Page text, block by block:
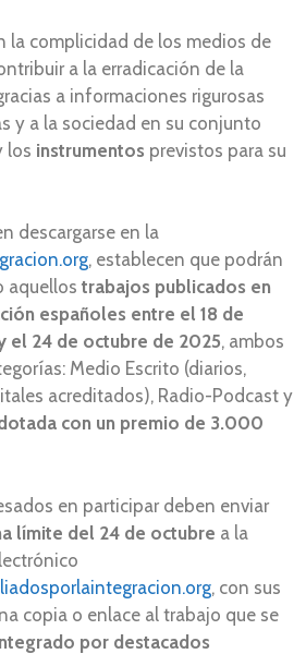
la complicidad de los medios de
a la erradicación de la
a informaciones rigurosas
y a la sociedad en su conjunto
los instrumentos previstos para su
descargarse en la
, establecen que podrán
aquellos trabajos publicados en
españoles entre el 18 de
el 24 de octubre de 2025, ambos
Medio Escrito (diarios,
acreditados), Radio-Podcast y
con un premio de 3.000
en participar deben enviar
límite del 24 de octubre a la
, con sus
copia o enlace al trabajo que se
por destacados